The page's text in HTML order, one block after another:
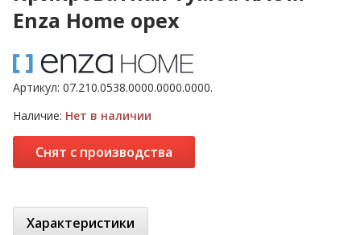
Enza Home орех
Артикул: 07.210.0538.0000.0000.0000.
Наличие: Нет в наличии
Снят с производства
Характеристики